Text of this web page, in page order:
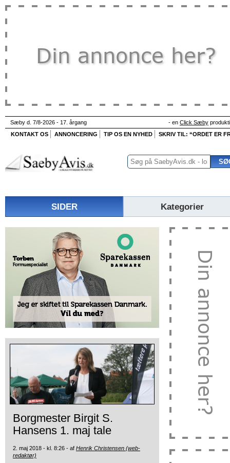
Sæby d. 7/8-2026 - 17. årgang - en Click Sæby
KONTAKT OS
ANNONCERING TIP OS EN NYHED SKRIV TIL: “ORDET ER
SIDER Kategorier
Borgmester Birgit S.
Hansens 1. maj tale
2. maj 2018 - kl. 8:26 - af Henrik Christensen (web-
redaktør)